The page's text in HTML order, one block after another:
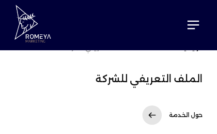
الملف التعريفي للشركة
حول الخدمة